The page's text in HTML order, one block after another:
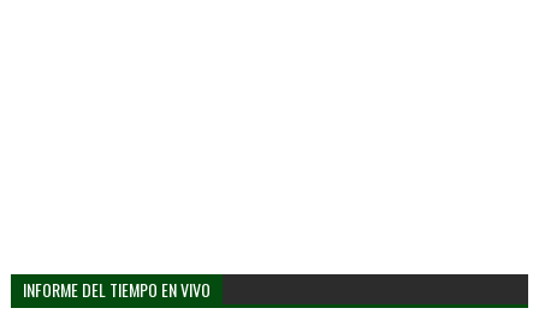
INFORME DEL TIEMPO EN VIVO